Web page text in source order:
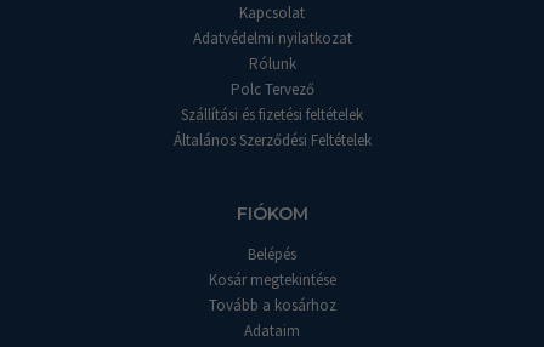
Kapcsolat
Adatvédelmi nyilatkozat
Rólunk
Polc Tervező
Szállítási és fizetési feltételek
Általános Szerződési Feltételek
FIÓKOM
Belépés
Kosár megtekintése
Tovább a kosárhoz
Adataim